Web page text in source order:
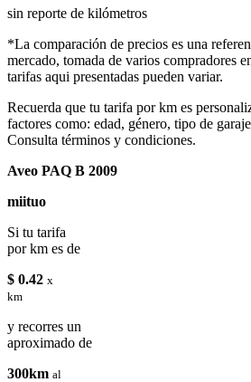
sin reporte de kilómetros
*La comparación de precios es una
mercado, tomada de varios compradores
tarifas aqui presentadas pueden variar.
Recuerda que tu tarifa por km es
factores como: edad, género, tipo de
Consulta términos y condiciones.
Aveo PAQ B 2009
miituo
Si tu tarifa
por km es de
$ 0.42 x
km
y recorres un
aproximado de
300km al